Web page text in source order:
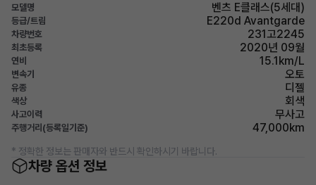
모델명 벤츠 E클래스(5세대)
등급/트림 E220d Avantgarde
차량번호 231고2245
최초등록 2020년 09월
연비 15.1km/L
변속기 오토
유종 디젤
색상 회색
사고이력 무사고
주행거리(등록일기준) 47,000km
* 정확한 정보는 판매자와 반드시 확인하시기 바랍니다.
차량 옵션 정보